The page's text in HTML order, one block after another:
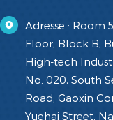
Adresse : Room
Floor, Block B,
High-tech
No. 020, South
Road, Gaoxin
Yuehai Street,